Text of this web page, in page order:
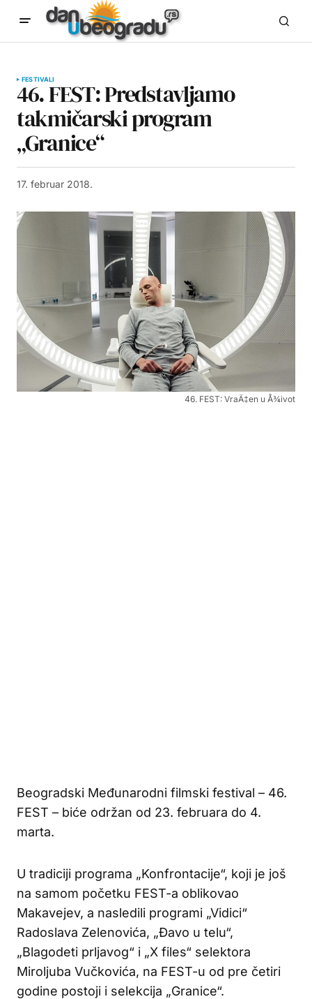
FESTIVALI
46. FEST: Predstavljamo
takmičarski program
„Granice“
17. februar 2018.
46. FEST: VraÄ‡en u Å¾ivot
Beogradski Međunarodni filmski festival – 46.
FEST – biće održan od 23. februara do 4.
marta.
U tradiciji programa „Konfrontacije“, koji je još
na samom početku FEST-a oblikovao
Makavejev, a nasledili programi „Vidici“
Radoslava Zelenovića, „Đavo u telu“,
„Blagodeti prljavog“ i „X files“ selektora
Miroljuba Vučkovića, na FEST-u od pre četiri
godine postoji i selekcija „Granice“.